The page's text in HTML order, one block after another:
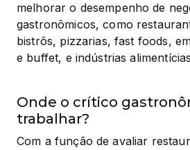
melhorar o desempenho de
gastronômicos, como
bistrôs, pizzarias, fast foods,
e buffet, e indústrias
Onde o crítico
trabalhar?
Com a função de avaliar